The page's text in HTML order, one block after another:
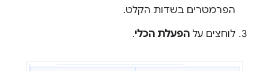
הפרמטרים בשדות הקלט.
לוחצים על הפעלת הכלי.